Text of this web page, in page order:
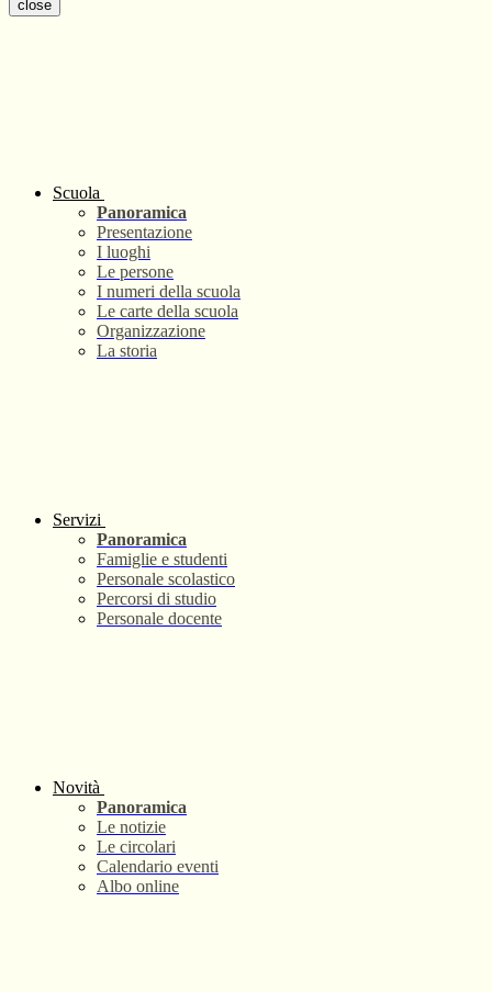
close
Scuola
Panoramica
Presentazione
I luoghi
Le persone
I numeri della scuola
Le carte della scuola
Organizzazione
La storia
Servizi
Panoramica
Famiglie e studenti
Personale scolastico
Percorsi di studio
Personale docente
Novità
Panoramica
Le notizie
Le circolari
Calendario eventi
Albo online